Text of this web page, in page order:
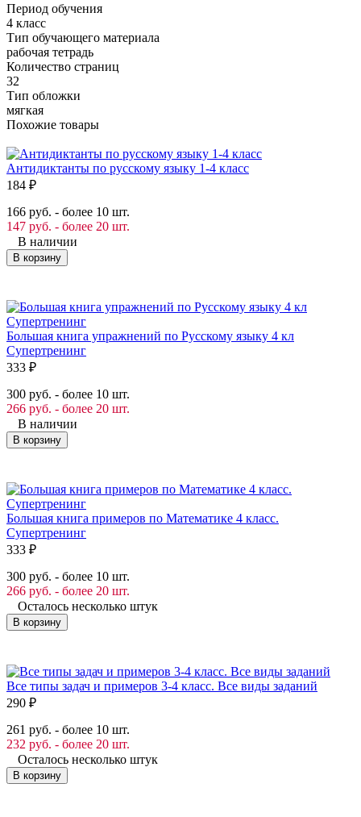
Период обучения
4 класс
Тип обучающего материала
рабочая тетрадь
Количество страниц
32
Тип обложки
мягкая
Похожие товары
Антидиктанты по русскому языку 1-4 класс
184 ₽
166 руб. - более 10 шт.
147 руб. - более 20 шт.
В наличии
В корзину
Большая книга упражнений по Русскому языку 4 кл
Супертренинг
333 ₽
300 руб. - более 10 шт.
266 руб. - более 20 шт.
В наличии
В корзину
Большая книга примеров по Математике 4 класс.
Супертренинг
333 ₽
300 руб. - более 10 шт.
266 руб. - более 20 шт.
Осталось несколько штук
В корзину
Все типы задач и примеров 3-4 класс. Все виды заданий
290 ₽
261 руб. - более 10 шт.
232 руб. - более 20 шт.
Осталось несколько штук
В корзину